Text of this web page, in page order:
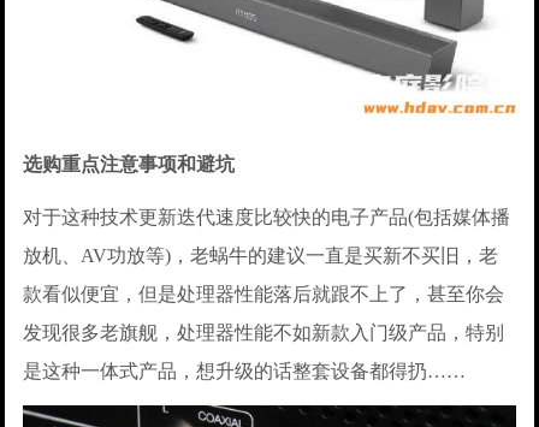
选购重点注意事项和避坑
对于这种技术更新迭代速度比较快的电子产品(包括媒体播
放机、AV功放等)，老蜗牛的建议一直是买新不买旧，老
款看似便宜，但是处理器性能落后就跟不上了，甚至你会
发现很多老旗舰，处理器性能不如新款入门级产品，特别
是这种一体式产品，想升级的话整套设备都得扔……